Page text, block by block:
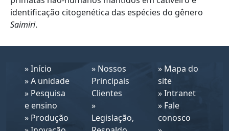
identificação citogenética das espécies do gênero
Saimiri.
»Início
»A unidade
» Pesquisa
e ensino
» Produção
» Nossos
Principais
Clientes
»
Legislação,
» Mapa do
site
»Intranet
» Fale
conosco